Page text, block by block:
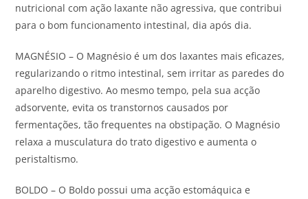
nutricional com ação laxante não agressiva, que contribui
para o bom funcionamento intestinal, dia após dia.
MAGNÉSIO – O Magnésio é um dos laxantes mais eficazes,
regularizando o ritmo intestinal, sem irritar as paredes do
aparelho digestivo. Ao mesmo tempo, pela sua acção
adsorvente, evita os transtornos causados por
fermentações, tão frequentes na obstipação. O Magnésio
relaxa a musculatura do trato digestivo e aumenta o
peristaltismo.
BOLDO – O Boldo possui uma acção estomáquica e